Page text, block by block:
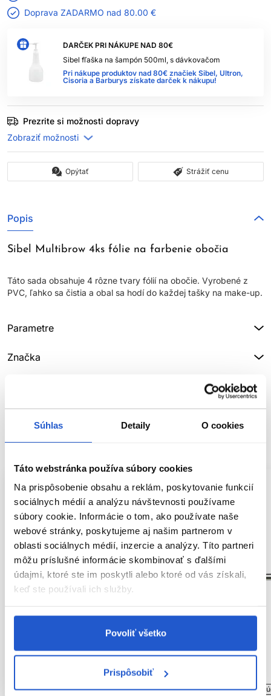
Súhlas Detaily O cookies
Táto webstránka používa súbory cookies
Na prispôsobenie obsahu a reklám, poskytovanie funkcií
sociálnych médií a analýzu návštevnosti používame
súbory cookie. Informácie o tom, ako používate naše
webové stránky, poskytujeme aj našim partnerom v
oblasti sociálnych médií, inzercie a analýzy. Títo partneri
môžu príslušné informácie skombinovať s ďalšími
údajmi, ktoré ste im poskytli alebo ktoré od vás získali,
keď ste používali ich služby.
Povoliť všetko
Prispôsobiť
DARČEK PRI NÁKUPE NAD 80€
Sibel fľaška na šampón 500ml, s dávkovačom
Pri nákupe produktov nad 80€ značiek Sibel, Ultron,
Cisoria a Barburys získate darček k nákupu!
Doprava ZADARMO nad 80.00 €
Prezrite si možnosti dopravy
Opýtať Strážiť cenu
Popis
Sibel Multibrow 4ks fólie na farbenie obočia
Táto sada obsahuje 4 rôzne tvary fólií na obočie. Vyrobené z
PVC, ľahko sa čistia a obal sa hodí do každej tašky na make-up.
Parametre
Značka
SÚVISIACE PRODUKTY
Oficiálna distribúcia Oficiálna